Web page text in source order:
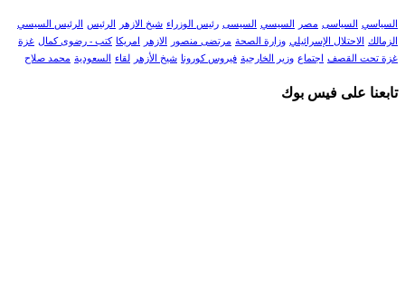
السياسي السياسى مصر السيسي السيسى رئيس الوزراء شيخ الازهر الرئيس الرئيس السيسي
الزمالك الاحتلال الإسرائيلي وزارة الصحة مرتضى منصور الازهر امريكا كتب - رضوى كمال غزة
غزة تحت القصف اجتماع وزير الخارجية فيروس كورونا شيخ الأزهر لقاء السعودية محمد صلاح
تابعنا على فيس بوك